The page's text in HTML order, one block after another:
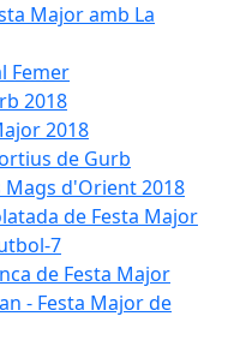
Major amb La
Femer
2018
2018
de Gurb
Mags d'Orient 2018
de Festa Major
7
de Festa Major
- Festa Major de